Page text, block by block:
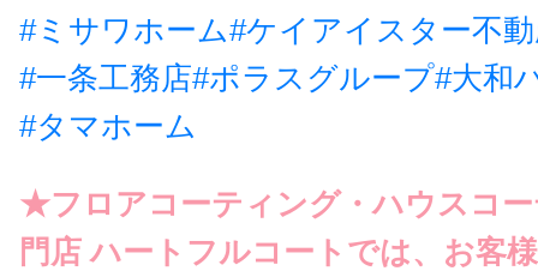
#ミサワホーム#ケイアイスター不
#一条工務店#ポラスグループ#大和
#タマホーム
★フロアコーティング・ハウスコ
門店 ハートフルコートでは、お客